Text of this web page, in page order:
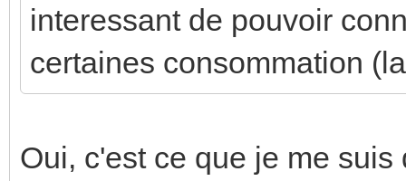
interessant de pouvoir
certaines consommation
Oui, c'est ce que je me suis